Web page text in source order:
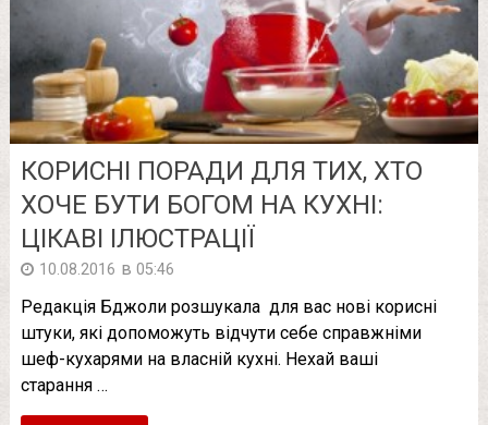
КОРИСНІ ПОРАДИ ДЛЯ ТИХ, ХТО
ХОЧЕ БУТИ БОГОМ НА КУХНІ:
ЦІКАВІ ІЛЮСТРАЦІЇ
10.08.2016 в 05:46
Редакція Бджоли розшукала для вас нові корисні
штуки, які допоможуть відчути себе справжніми
шеф-кухарями на власній кухні. Нехай ваші
старання …